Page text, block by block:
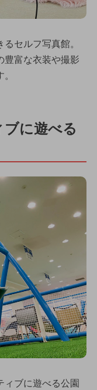
セルフ写真館。
豊富な衣装や撮影
に遊べる
ィブに遊べる公園